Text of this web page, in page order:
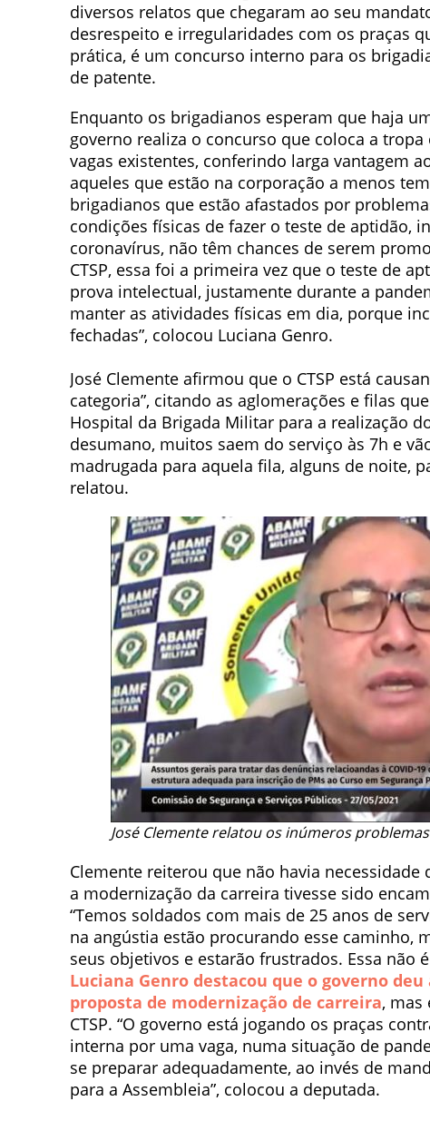
diversos relatos que chegaram ao seu
desrespeito e irregularidades com os praças
prática, é um concurso interno para os
de patente.
Enquanto os brigadianos esperam que haja
governo realiza o concurso que coloca a
vagas existentes, conferindo larga vantagem
aqueles que estão na corporação a menos
brigadianos que estão afastados por
condições físicas de fazer o teste de aptidão,
coronavírus, não têm chances de serem
CTSP, essa foi a primeira vez que o teste de
prova intelectual, justamente durante a
manter as atividades físicas em dia, porque
fechadas”, colocou Luciana Genro.
José Clemente afirmou que o CTSP está
categoria”, citando as aglomerações e filas
Hospital da Brigada Militar para a realização
desumano, muitos saem do serviço às 7h e
madrugada para aquela fila, alguns de noite,
relatou.
José Clemente relatou os inúmeros
Clemente reiterou que não havia necessidade
a modernização da carreira tivesse sido
“Temos soldados com mais de 25 anos de
na angústia estão procurando esse caminho,
seus objetivos e estarão frustrados. Essa não
Luciana Genro destacou que o governo
proposta de modernização de carreira, mas
CTSP. “O governo está jogando os praças
interna por uma vaga, numa situação de
se preparar adequadamente, ao invés de
para a Assembleia”, colocou a deputada.